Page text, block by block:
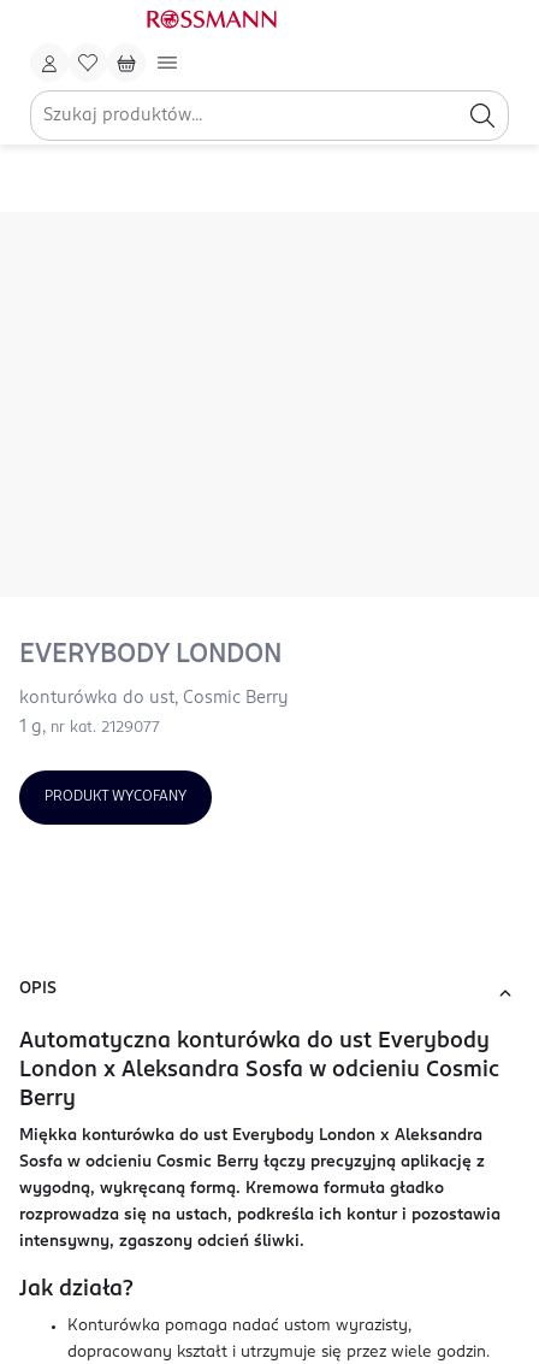
EVERYBODY LONDON
konturówka do ust, Cosmic Berry
1 g, nr kat. 2129077
PRODUKT WYCOFANY
OPIS
Automatyczna konturówka do ust Everybody
London x Aleksandra Sosfa w odcieniu Cosmic
Berry
Miękka konturówka do ust Everybody London x Aleksandra
Sosfa w odcieniu Cosmic Berry łączy precyzyjną aplikację z
wygodną, wykręcaną formą. Kremowa formuła gładko
rozprowadza się na ustach, podkreśla ich kontur i pozostawia
intensywny, zgaszony odcień śliwki.
Jak działa?
Konturówka pomaga nadać ustom wyrazisty,
dopracowany kształt i utrzymuje się przez wiele godzin.